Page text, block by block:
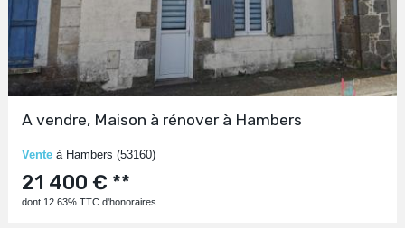
A vendre, Maison à rénover à Hambers
Venteà Hambers (53160)
21 400 € **
dont 12.63% TTC d'honoraires